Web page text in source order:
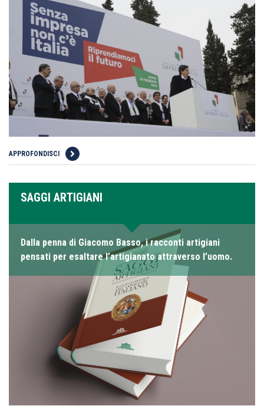
APPROFONDISCI
SAGGI ARTIGIANI
Dalla penna di Giacomo Basso, i racconti artigiani
pensati per esaltare l’artigianato attraverso l’uomo.